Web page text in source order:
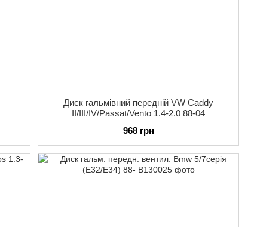
Диск гальмівний передній VW Caddy
II/III/IV/Passat/Vento 1.4-2.0 88-04
968 грн